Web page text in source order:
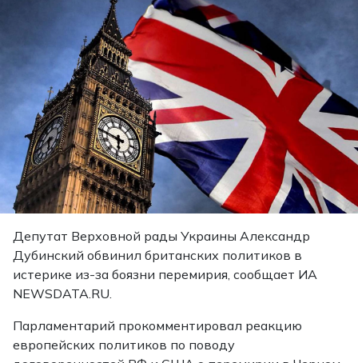
Депутат Верховной рады Украины Александр
Дубинский обвинил британских политиков в
истерике из-за боязни перемирия, сообщает ИА
NEWSDATA.RU.
Парламентарий прокомментировал реакцию
европейских политиков по поводу